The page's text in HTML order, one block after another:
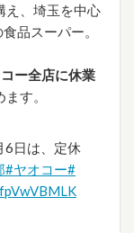
え、埼玉を中心
品スーパー。
ー全店に休業
す。
6日は、定休
#ヤオコー#